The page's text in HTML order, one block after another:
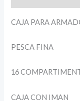
CAJA PARA
PESCA FINA
16
CAJA CON IMAN